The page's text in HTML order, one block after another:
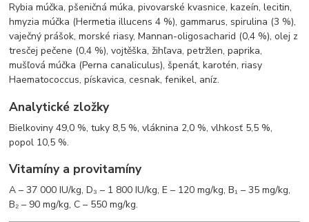
Rybia múčka, pšeničná múka, pivovarské kvasnice, kazeín, lecitin,
hmyzia múčka (Hermetia illucens 4 %), gammarus, spirulina (3 %),
vaječný prášok, morské riasy, Mannan-oligosacharid (0,4 %), olej z
tresčej pečene (0,4 %), vojtěška, žihľava, petržlen, paprika,
mušľová múčka (Perna canaliculus), špenát, karotén, riasy
Haematococcus, pískavica, cesnak, fenikel, aníz.
Analytické zložky
Bielkoviny 49,0 %, tuky 8,5 %, vláknina 2,0 %, vlhkosť 5,5 %,
popol 10,5 %.
Vitamíny a provitamíny
A – 37 000 IU/kg, D₃ – 1 800 IU/kg, E – 120 mg/kg, B₁ – 35 mg/kg,
B₂ – 90 mg/kg, C – 550 mg/kg.